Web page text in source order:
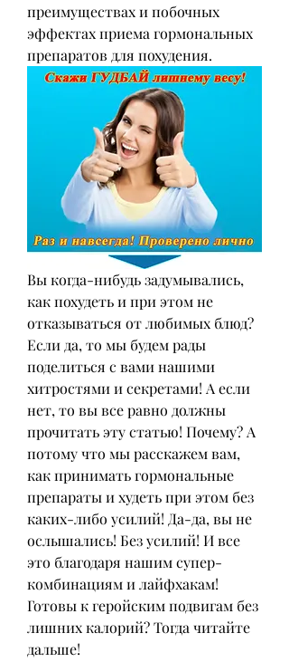
преимуществах и побочных
эффектах приема гормональных
препаратов для похудения.
Вы когда-нибудь задумывались,
как похудеть и при этом не
отказываться от любимых блюд?
Если да, то мы будем рады
поделиться с вами нашими
хитростями и секретами! А если
нет, то вы все равно должны
прочитать эту статью! Почему? А
потому что мы расскажем вам,
как принимать гормональные
препараты и худеть при этом без
каких-либо усилий! Да-да, вы не
ослышались! Без усилий! И все
это благодаря нашим супер-
комбинациям и лайфхакам!
Готовы к геройским подвигам без
лишних калорий? Тогда читайте
дальше!